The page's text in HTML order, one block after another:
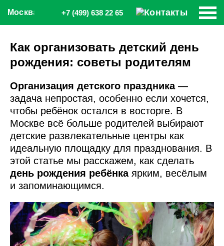
Москва +7 (499) 638 22 65
Как организовать детский день
рождения: советы родителям
Организация детского праздника—
задача непростая, особенно если хочется,
чтобы ребёнок остался в восторге. В
Москве всё больше родителей выбирают
детские развлекательные центры как
идеальную площадку для празднования. В
этой статье мы расскажем, как сделать
день рождения ребёнкаярким, весёлым
и запоминающимся.